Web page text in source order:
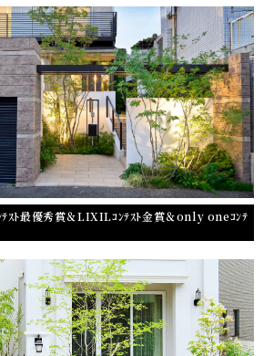
ﾄ最優秀賞＆LIXILｺﾝﾃｽﾄ金賞＆only oneｺﾝﾃ